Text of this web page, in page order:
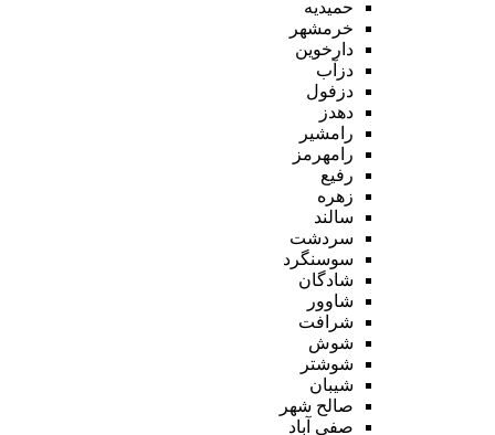
حمیدیه
خرمشهر
دارخوین
دزآب
دزفول
دهدز
رامشیر
رامهرمز
رفیع
زهره
سالند
سردشت
سوسنگرد
شادگان
شاوور
شرافت
شوش
شوشتر
شیبان
صالح شهر
صفی آباد